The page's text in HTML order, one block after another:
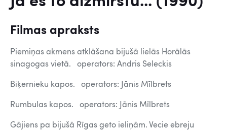
Filmas apraksts
Piemiņas akmens atklāšana bijušā lielās Horālās
sinagogas vietā. operators: Andris Seleckis
Biķernieku kapos. operators: Jānis Mīlbrets
Rumbulas kapos. operators: Jānis Mīlbrets
Gājiens pa bijušā Rīgas geto ieliņām. Vecie ebreju